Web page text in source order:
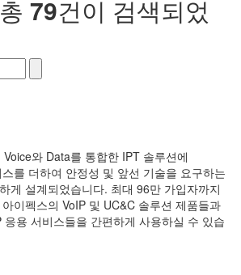
79건이 검색되었
와 Data를 통합한 IPT 솔루션에
를 더하여 안정성 및 앞선 기술을 요구하는
게 설계되었습니다. 최대 96만 가입자까지
이펙스의 VoIP 및 UC&C 솔루션 제품들과
용 서비스들을 간편하게 사용하실 수 있습